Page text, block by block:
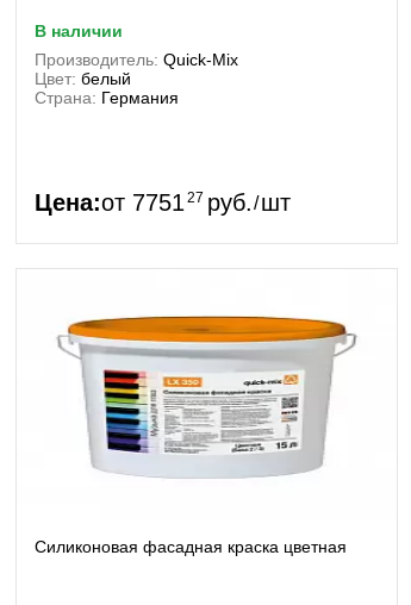
в наличии
Производитель: Quick-Mix
Цвет: белый
Страна: Германия
Цена:от 7751 27руб.
/шт
Силиконовая фасадная краска цветная